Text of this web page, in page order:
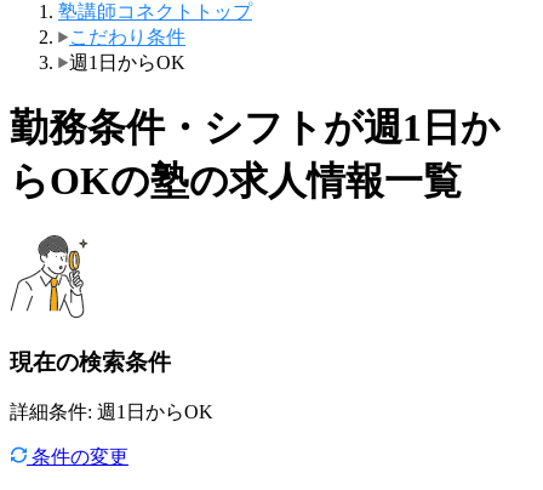
塾講師コネクトトップ
こだわり条件
週1日からOK
勤務条件・シフトが週1日か
らOKの塾の求人情報一覧
現在の検索条件
詳細条件: 週1日からOK
条件の変更